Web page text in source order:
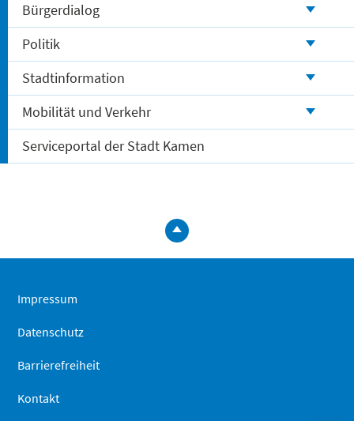
Bürgerdialog
Politik
Stadtinformation
Mobilität und Verkehr
Serviceportal der Stadt Kamen
zum
Impressum
Datenschutz
Barrierefreiheit
Kontakt